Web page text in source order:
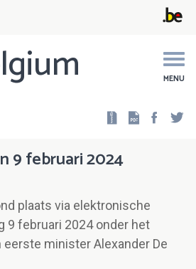
MENU
9 februari 2024
plaats via elektronische
9 februari 2024 onder het
minister Alexander De